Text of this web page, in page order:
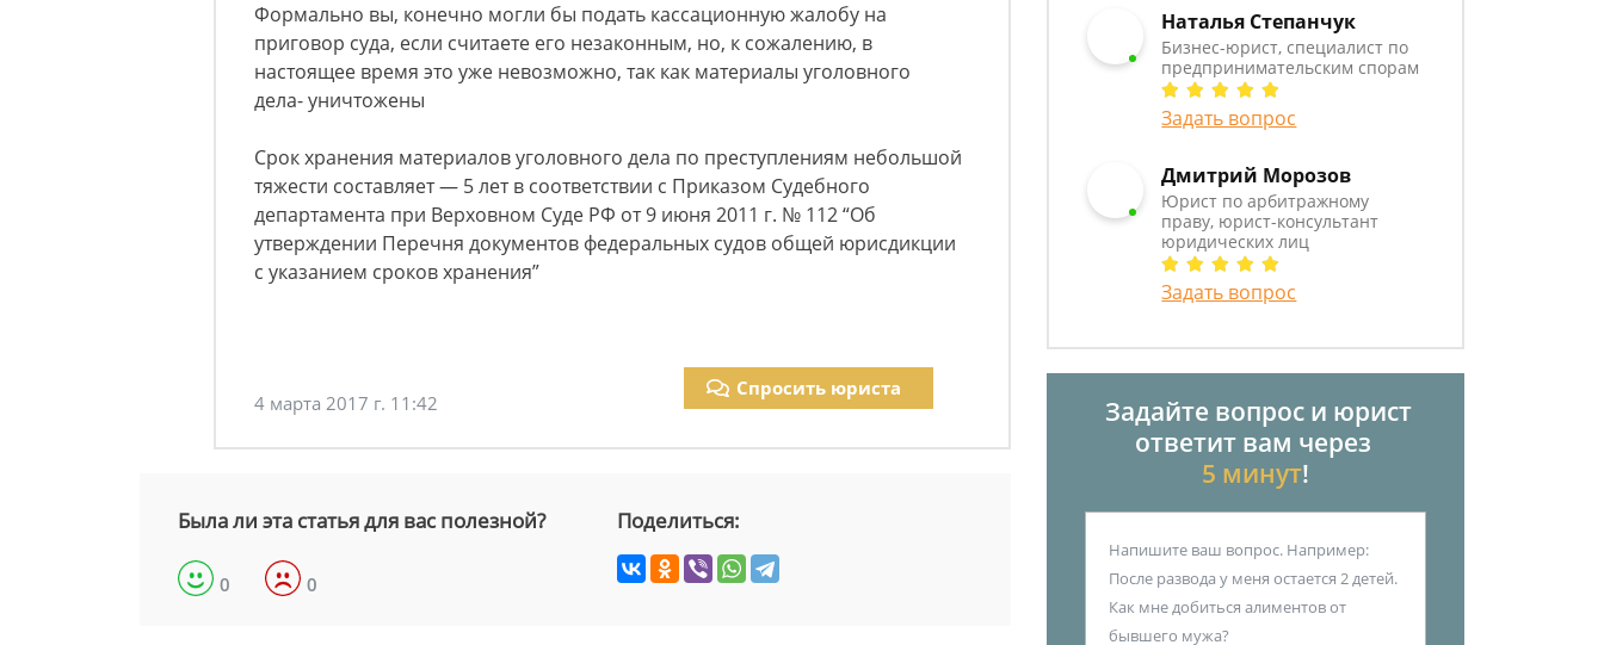
Формально вы, конечно могли бы подать кассационную жалобу на
приговор суда, если считаете его незаконным, но, к сожалению, в
настоящее время это уже невозможно, так как материалы уголовного
дела- уничтожены
Срок хранения материалов уголовного дела по преступлениям небольшой
тяжести составляет — 5 лет в соответствии с Приказом Судебного
департамента при Верховном Суде РФ от 9 июня 2011 г. № 112 “Об
утверждении Перечня документов федеральных судов общей юрисдикции
с указанием сроков хранения”
4 марта 2017 г. 11:42
Спросить юриста
Была ли эта статья для вас полезной?
0 0
Поделиться:
Наталья Степанчук
Бизнес-юрист, специалист по
предпринимательским спорам
Задать вопрос
Дмитрий Морозов
Юрист по арбитражному
праву, юрист-консультант
юридических лиц
Задать вопрос
Задайте вопрос и юрист
ответит вам через
5 минут!